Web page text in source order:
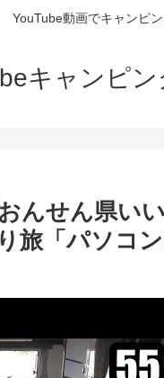
YouTube動画でキャンピ
キャンピ
んせん県い
旅「パソコ